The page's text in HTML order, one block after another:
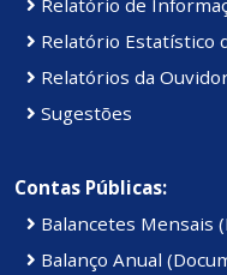
Relatório de
Relatório Estatístico
Relatórios da
Sugestões
Contas Públicas:
Balancetes Mensais
Balanço Anual